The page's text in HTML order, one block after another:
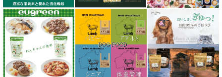
ジーランディア Zealandia
スマイリー Smiley
ソウルメイト SoulMate